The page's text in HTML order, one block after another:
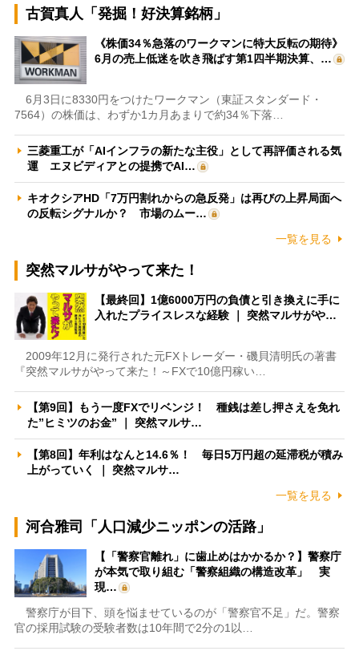
古賀真人「発掘！好決算銘柄」
《株価34％急落のワークマンに特大反転の期待》
6月の売上低迷を吹き飛ばす第1四半期決算、…
6月3日に8330円をつけたワークマン（東証スタンダード・
7564）の株価は、わずか1カ月あまりで約34％下落…
三菱重工が「AIインフラの新たな主役」として再評価される気
運 エヌビディアとの提携でAI…
キオクシアHD「7万円割れからの急反発」は再びの上昇局面へ
の反転シグナルか？ 市場のムー…
一覧を見る
突然マルサがやって来た！
【最終回】1億6000万円の負債と引き換えに手に
入れたプライスレスな経験 ｜ 突然マルサがや…
2009年12月に発行された元FXトレーダー・磯貝清明氏の著書
『突然マルサがやって来た！～FXで10億円稼い…
【第9回】もう一度FXでリベンジ！ 種銭は差し押さえを免れ
た”ヒミツのお金” ｜ 突然マルサ…
【第8回】年利はなんと14.6％！ 毎日5万円超の延滞税が積み
上がっていく ｜ 突然マルサ…
一覧を見る
河合雅司「人口減少ニッポンの活路」
【「警察官離れ」に歯止めはかかるか？】警察庁
が本気で取り組む「警察組織の構造改革」 実
現…
警察庁が目下、頭を悩ませているのが「警察官不足」だ。警察
官の採用試験の受験者数は10年間で2分の1以…